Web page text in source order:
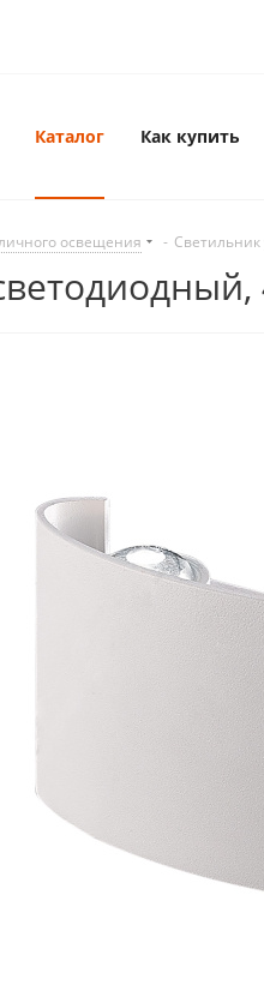
Каталог Как купить
освещения -